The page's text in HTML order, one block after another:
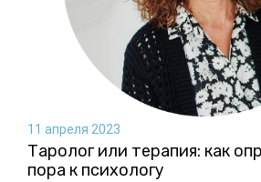
11 апреля 2023
Таролог или терапия: как
пора к психологу